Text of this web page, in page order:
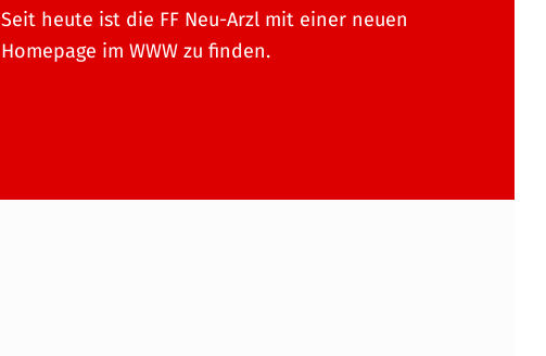
Seit heute ist die FF Neu-Arzl mit einer neuen
Homepage im WWW zu finden.